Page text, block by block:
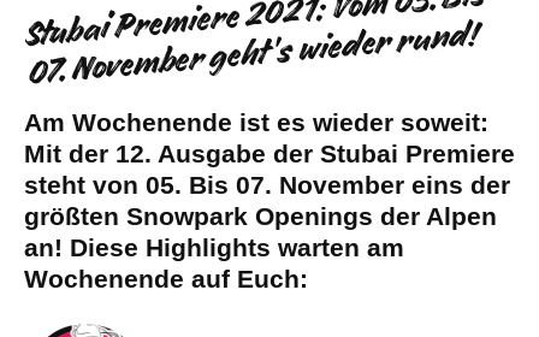
07. November geht’s wieder rund!
Am Wochenende ist es wieder soweit:
Mit der 12. Ausgabe der Stubai Premiere
steht von 05. Bis 07. November eins der
größten Snowpark Openings der Alpen
an! Diese Highlights warten am
Wochenende auf Euch: